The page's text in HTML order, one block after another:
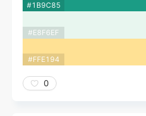
#1B9C85
#E8F6EF
#FFE194
0